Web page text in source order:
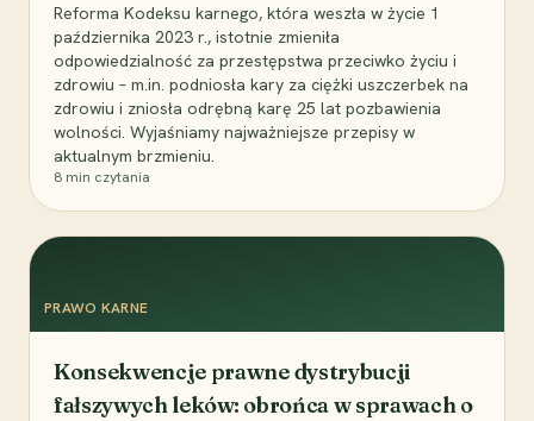
Reforma Kodeksu karnego, która weszła w życie 1
października 2023 r., istotnie zmieniła
odpowiedzialność za przestępstwa przeciwko życiu i
zdrowiu – m.in. podniosła kary za ciężki uszczerbek na
zdrowiu i zniosła odrębną karę 25 lat pozbawienia
wolności. Wyjaśniamy najważniejsze przepisy w
aktualnym brzmieniu.
8 min czytania
PRAWO KARNE
Konsekwencje prawne dystrybucji
fałszywych leków: obrońca w sprawach o